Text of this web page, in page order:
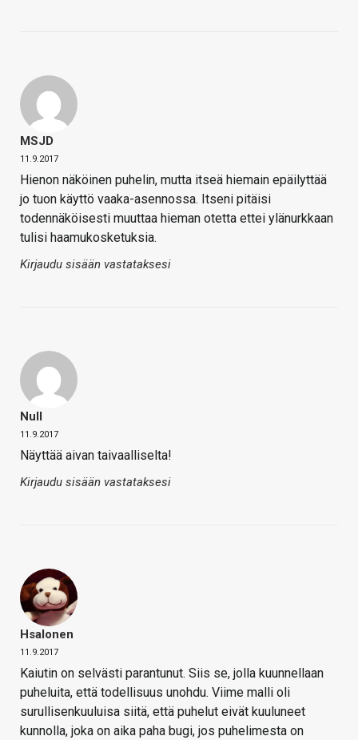
MSJD
11.9.2017
Hienon näköinen puhelin, mutta itseä hiemain epäilyttää
jo tuon käyttö vaaka-asennossa. Itseni pitäisi
todennäköisesti muuttaa hieman otetta ettei ylänurkkaan
tulisi haamukosketuksia.
Kirjaudu sisään vastataksesi
Null
11.9.2017
Näyttää aivan taivaalliselta!
Kirjaudu sisään vastataksesi
Hsalonen
11.9.2017
Kaiutin on selvästi parantunut. Siis se, jolla kuunnellaan
puheluita, että todellisuus unohdu. Viime malli oli
surullisenkuuluisa siitä, että puhelut eivät kuuluneet
kunnolla, joka on aika paha bugi, jos puhelimesta on